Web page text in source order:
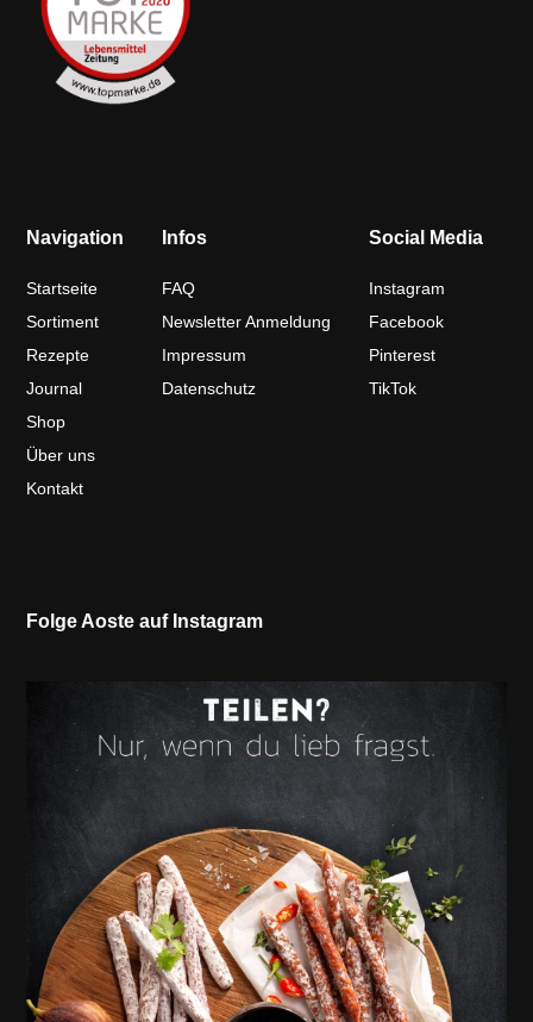
Navigation
Startseite
Sortiment
Rezepte
Journal
Shop
Über uns
Kontakt
Infos
FAQ
Newsletter Anmeldung
Impressum
Datenschutz
Social Media
Instagram
Facebook
Pinterest
TikTok
Folge Aoste auf Instagram